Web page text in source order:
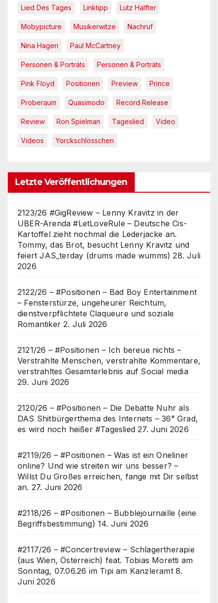
Lied Des Tages Linktipp Lutz Halfter
Mobypicture Musikerwitze Nachruf
Nina Hagen Paul McCartney
Personen & Porträts Personen & Porträts
Pink Floyd Positionen Preview Prince
Proberaum Quasimodo Record Release
Review Ron Spielman Tageslied Video
Videos Yorckschlösschen
Letzte Veröffentlichungen
2123/26 #GigReview – Lenny Kravitz in der
UBER-Arenda #LetLoveRule – Deutsche Cis-
Kartoffel zieht nochmal die Lederjacke an.
Tommy, das Brot, besucht Lenny Kravitz und
feiert JAS_terday (drums made wumms) 28. Juli
2026
2122/26 – #Positionen – Bad Boy Entertainment
– Fensterstürze, ungeheurer Reichtum,
dienstverpflichtete Claqueure und soziale
Romantiker 2. Juli 2026
2121/26 – #Positionen – Ich bereue nichts –
Verstrahlte Menschen, verstrahlte Kommentare,
verstrahltes Gesamterlebnis auf Social media
29. Juni 2026
2120/26 – #Positionen – Die Debatte Nuhr als
DAS Shitbürgerthema des Internets – 36° Grad,
es wird noch heißer #Tageslied 27. Juni 2026
#2119/26 – #Positionen – Was ist ein Oneliner
online? Und wie streiten wir uns besser? –
Willst Du Großes erreichen, fange mit Dir selbst
an. 27. Juni 2026
#2118/26 – #Positionen – Bubblejournaille (eine
Begriffsbestimmung) 14. Juni 2026
#2117/26 – #Concertreview – Schlagertherapie
(aus Wien, Österreich) feat. Tobias Moretti am
Sonntag, 07.06.26 im Tipi am Kanzleramt 8.
Juni 2026